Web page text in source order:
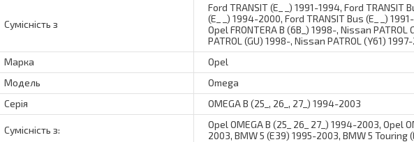
Сумісність з
Ford TRANSIT (E_ _) 1991-1994, Ford TRANSIT
(E_ _) 1994-2000, Ford TRANSIT Bus (E_ _)
Opel FRONTERA B (6B_) 1998-, Nissan
PATROL (GU) 1998-, Nissan PATROL (Y61)
Марка
Opel
Модель
Omega
Серія
OMEGA B (25_, 26_, 27_) 1994-2003
Сумісність з:
Opel OMEGA B (25_ 26_ 27_) 1994-2003, Opel
2003, BMW 5 (E39) 1995-2003, BMW 5 Touring